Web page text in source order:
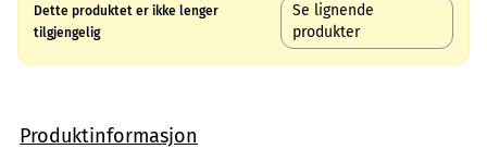
Dette produktet er ikke lenger
tilgjengelig
Se lignende
produkter
Produktinformasjon